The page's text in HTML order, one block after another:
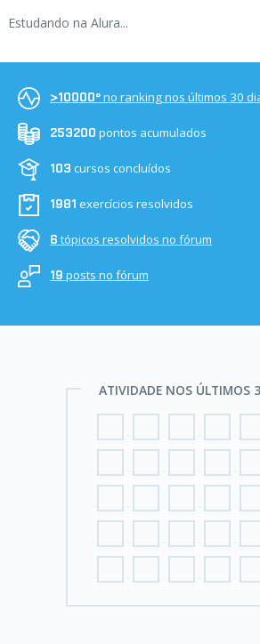
Estudando na Alura...
>10000ºno ranking nos últimos 30
253200 pontos acumulados
103 cursos concluídos
1981 exercícios resolvidos
6 tópicos resolvidos no fórum
19 posts no fórum
ATIVIDADE NOS ÚLTIMOS